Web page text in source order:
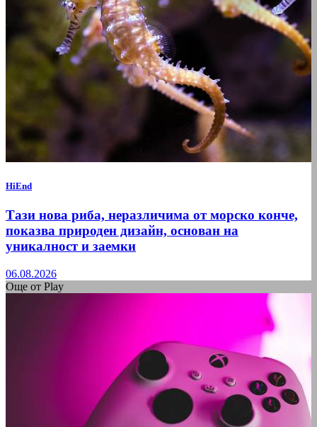
HiEnd
Тази нова риба, неразличима от морско конче,
показва природен дизайн, основан на
уникалност и заемки
06.08.2026
Още от Play